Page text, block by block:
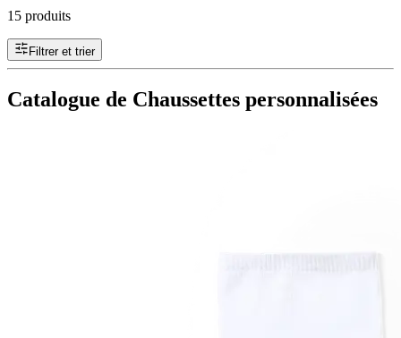
15 produits
Filtrer et trier
Catalogue de Chaussettes personnalisées